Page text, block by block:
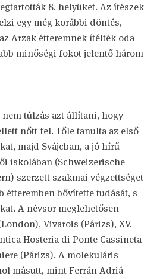
8. helyüket. Az ítészek
egy még korábbi döntés,
Arzak étteremnek ítélték oda
minőségi fokot jelentő három
nem túlzás azt állítani, hogy
nőtt fel. Tőle tanulta az első
majd Svájcban, a jó hírű
iskolában (Schweizerische
szerzett szakmai végzettséget
étteremben bővítette tudását, s
A névsor meglehetősen
Vivarois (Párizs), XV.
Hosteria di Ponte Cassineta
(Párizs). A molekuláris
másutt, mint Ferrán Adriá